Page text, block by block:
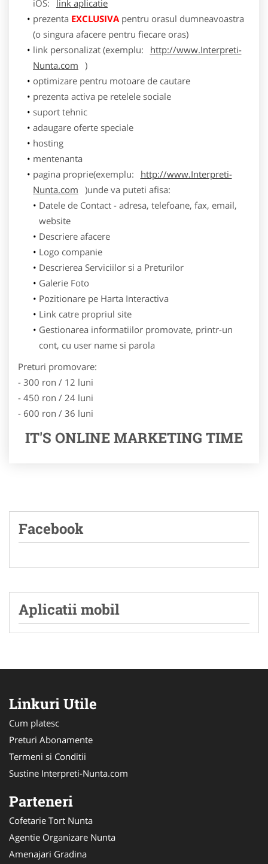
iOS:
link aplicatie
prezenta EXCLUSIVApentru orasul dumneavoastra
(o singura afacere pentru fiecare oras)
link personalizat (exemplu:
http://www.Interpreti-
Nunta.com )
optimizare pentru motoare de cautare
prezenta activa pe retelele sociale
suport tehnic
adaugare oferte speciale
hosting
mentenanta
pagina proprie(exemplu:
http://www.Interpreti-
Nunta.com )unde va puteti afisa:
Datele de Contact - adresa, telefoane, fax, email,
website
Descriere afacere
Logo companie
Descrierea Serviciilor si a Preturilor
Galerie Foto
Pozitionare pe Harta Interactiva
Link catre propriul site
Gestionarea informatiilor promovate, printr-un
cont, cu user name si parola
Preturi promovare:
- 300 ron / 12 luni
- 450 ron / 24 luni
- 600 ron / 36 luni
IT'S ONLINE MARKETING TIME
Facebook
Aplicatii mobil
Linkuri Utile
Cum platesc
Preturi Abonamente
Termeni si Conditii
Sustine Interpreti-Nunta.com
Parteneri
Cofetarie Tort Nunta
Agentie Organizare Nunta
Amenajari Gradina